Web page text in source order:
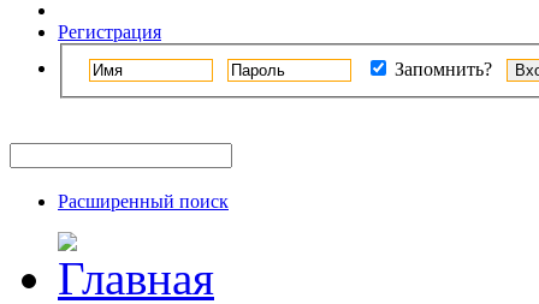
Регистрация
Запомнить?
Расширенный поиск